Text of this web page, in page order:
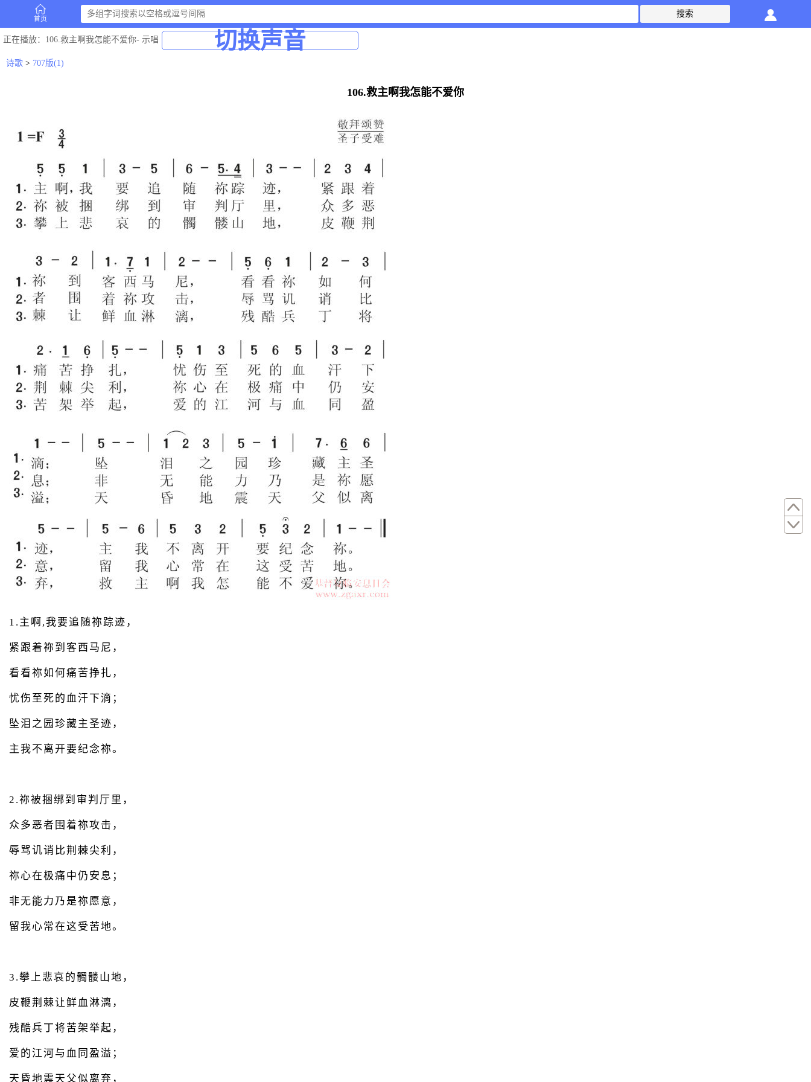
首页
正在播放：106.救主啊我怎能不爱你- 示唱 切换声音
诗歌 > 707版(1)
106.救主啊我怎能不爱你
1.主啊,我要追随祢踪迹，
紧跟着祢到客西马尼，
看看祢如何痛苦挣扎，
忧伤至死的血汗下滴；
坠泪之园珍藏主圣迹，
主我不离开要纪念祢。
2.祢被捆绑到审判厅里，
众多恶者围着祢攻击，
辱骂讥诮比荆棘尖利，
祢心在极痛中仍安息；
非无能力乃是祢愿意，
留我心常在这受苦地。
3.攀上悲哀的髑髅山地，
皮鞭荆棘让鲜血淋漓，
残酷兵丁将苦架举起，
爱的江河与血同盈溢；
天昏地震天父似离弃，